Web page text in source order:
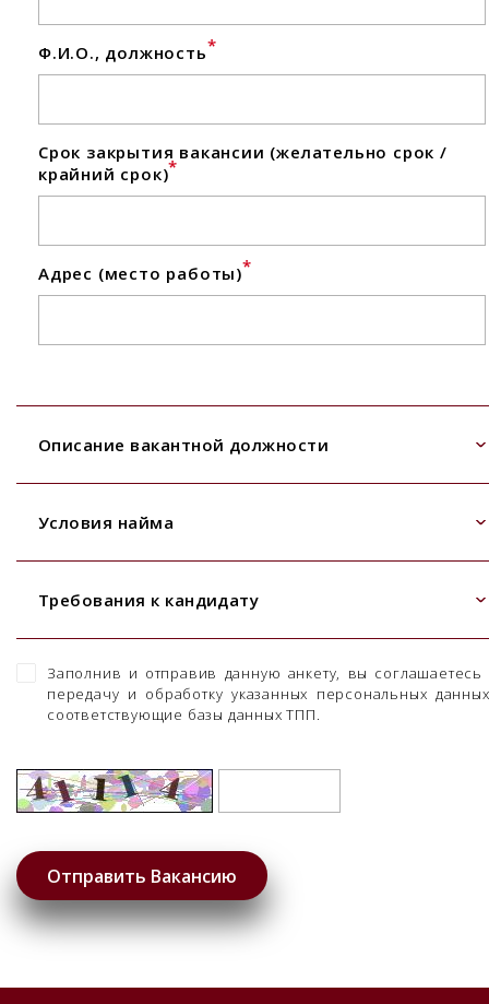
Ф.И.О., должность*
Срок закрытия вакансии (желательно срок /
крайний срок)*
Адрес (место работы)*
Описание вакантной должности
Условия найма
Требования к кандидату
Заполнив и отправив данную анкету, вы соглашаетесь
передачу и обработку указанных персональных
соответствующие базы данных ТПП.